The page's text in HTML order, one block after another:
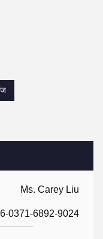
Ms. Carey Liu
0371-6892-9024